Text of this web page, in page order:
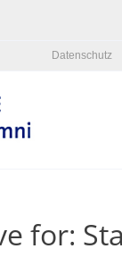
Datenschutz
for: